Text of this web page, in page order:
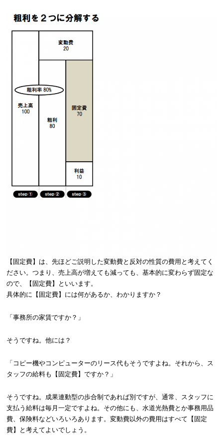
【固定費】は、先ほどご説明した変動費と反対の性質の費用と考えてく
ださい。つまり、売上高が増えても減っても、基本的に変わらず固定な
ので、【固定費】といいます。
具体的に【固定費】には何があるか、わかりますか？
「事務所の家賃ですか？」
そうですね。他には？
「コピー機やコンピューターのリース代もそうですよね。それから、ス
タッフの給料も【固定費】ですか？」
そうですね。成果連動型の歩合制であれば別ですが、通常、スタッフに
支払う給料は毎月一定ですよね。その他にも、水道光熱費とか事務用品
費、保険料などいろいろあります。変動費以外の費用はすべて【固定
費】と考えてよいでしょう。